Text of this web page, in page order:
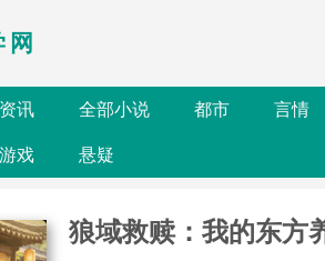
网
资讯 全部小说 都市 言情
游戏 悬疑
狼域救赎：我的东方